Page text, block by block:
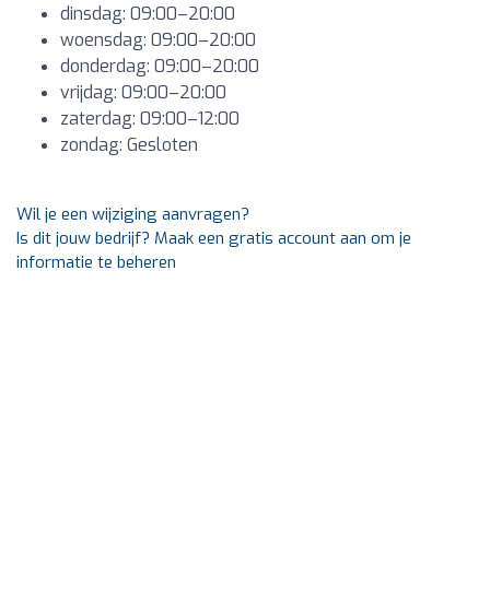
dinsdag: 09:00–20:00
woensdag: 09:00–20:00
donderdag: 09:00–20:00
vrijdag: 09:00–20:00
zaterdag: 09:00–12:00
zondag: Gesloten
Wil je een wijziging aanvragen?
Is dit jouw bedrijf? Maak een gratis account aan om je
informatie te beheren